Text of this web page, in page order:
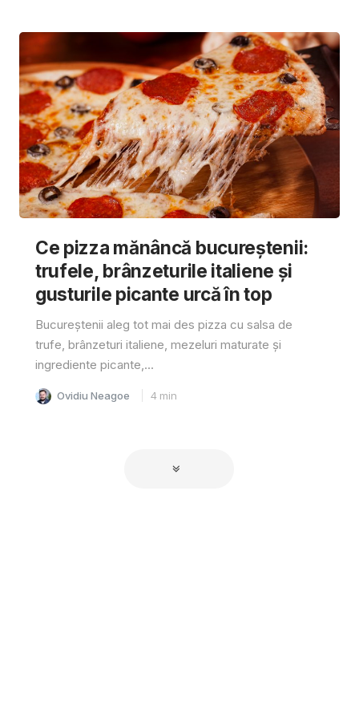
Ce pizza mănâncă bucureștenii:
trufele, brânzeturile italiene și
gusturile picante urcă în top
Bucureștenii aleg tot mai des pizza cu salsa de
trufe, brânzeturi italiene, mezeluri maturate și
ingrediente picante,...
Ovidiu Neagoe 4 min